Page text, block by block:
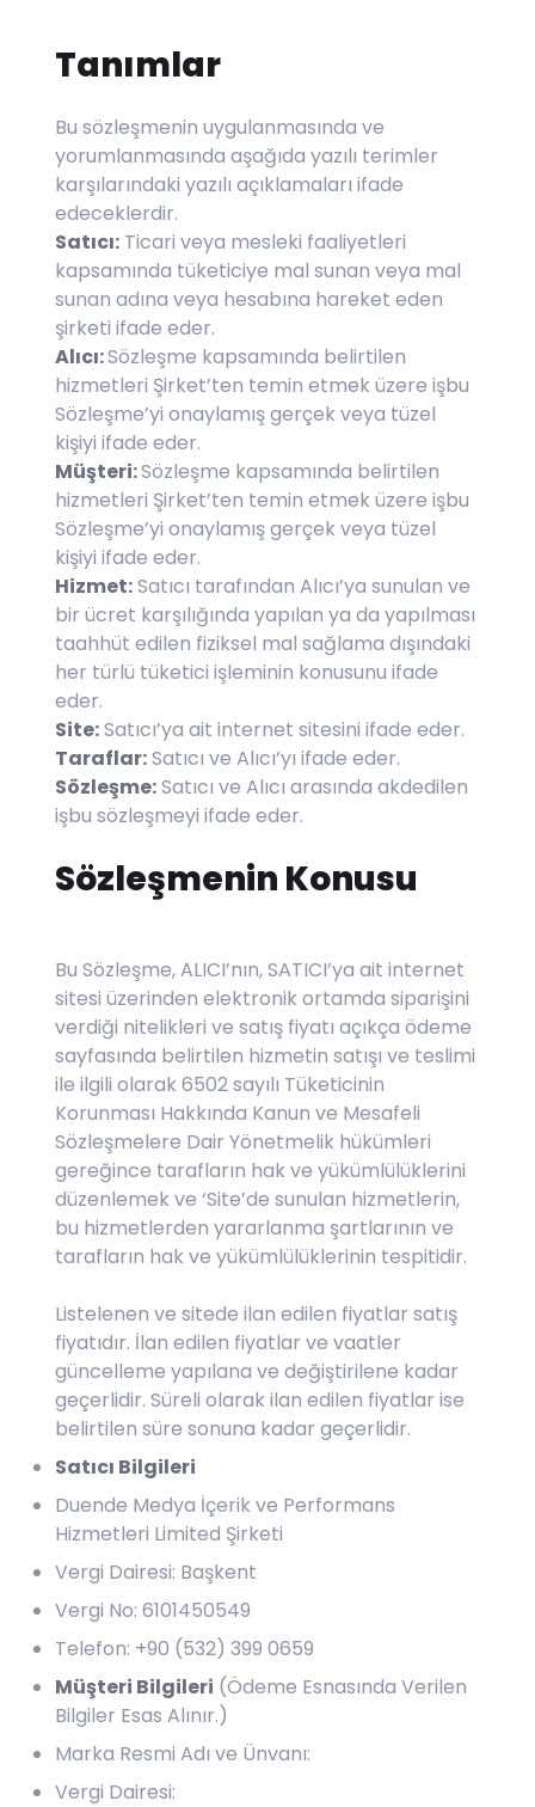
Tanımlar
Bu sözleşmenin uygulanmasında ve
yorumlanmasında aşağıda yazılı terimler
karşılarındaki yazılı açıklamaları ifade
edeceklerdir.
Satıcı: Ticari veya mesleki faaliyetleri
kapsamında tüketiciye mal sunan veya mal
sunan adına veya hesabına hareket eden
şirketi ifade eder.
Alıcı:Sözleşme kapsamında belirtilen
hizmetleri Şirket’ten temin etmek üzere işbu
Sözleşme’yi onaylamış gerçek veya tüzel
kişiyi ifade eder.
Müşteri:Sözleşme kapsamında belirtilen
hizmetleri Şirket’ten temin etmek üzere işbu
Sözleşme’yi onaylamış gerçek veya tüzel
kişiyi ifade eder.
Hizmet:Satıcı tarafından Alıcı’ya sunulan ve
bir ücret karşılığında yapılan ya da yapılması
taahhüt edilen fiziksel mal sağlama dışındaki
her türlü tüketici işleminin konusunu ifade
eder.
Site:Satıcı’ya ait internet sitesini ifade eder.
Taraflar:Satıcı ve Alıcı’yı ifade eder.
Sözleşme:Satıcı ve Alıcı arasında akdedilen
işbu sözleşmeyi ifade eder.
Sözleşmenin Konusu
Bu Sözleşme, ALICI’nın, SATICI’ya ait internet
sitesi üzerinden elektronik ortamda siparişini
verdiği nitelikleri ve satış fiyatı açıkça ödeme
sayfasında belirtilen hizmetin satışı ve teslimi
ile ilgili olarak 6502 sayılı Tüketicinin
Korunması Hakkında Kanun ve Mesafeli
Sözleşmelere Dair Yönetmelik hükümleri
gereğince tarafların hak ve yükümlülüklerini
düzenlemek ve ‘Site’de sunulan hizmetlerin,
bu hizmetlerden yararlanma şartlarının ve
tarafların hak ve yükümlülüklerinin tespitidir.
Listelenen ve sitede ilan edilen fiyatlar satış
fiyatıdır. İlan edilen fiyatlar ve vaatler
güncelleme yapılana ve değiştirilene kadar
geçerlidir. Süreli olarak ilan edilen fiyatlar ise
belirtilen süre sonuna kadar geçerlidir.
Satıcı Bilgileri
Duende Medya İçerik ve Performans
Hizmetleri Limited Şirketi
Vergi Dairesi: Başkent
Vergi No: 6101450549
Telefon: +90 (532) 399 0659
Müşteri Bilgileri (Ödeme Esnasında Verilen
Bilgiler Esas Alınır.)
Marka Resmi Adı ve Ünvanı:
Vergi Dairesi: